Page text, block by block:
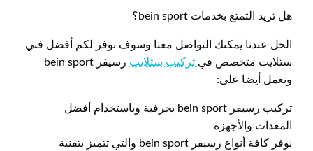
هل تريد التمتع بخدمات bein sport؟
الحل عندنا يمكنك التواصل معنا وسوف نوفر لكم أفضل فني
ستلايت متخصص في تركيب ستلايت
رسيفر bein sport
ونعمل أيضا على:
تركيب رسيفر bein sport بحرفية وباستخدام أفضل
المعدات والأجهزة
نوفر كافة أنواع رسيفر bein sport والتي تتميز بتقنية